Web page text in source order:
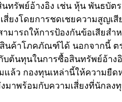
ทรัพย์อ้างอิง เช่น หุ้น พันธบัต
งโดยการชดเชยความสูญเสี
ารถให้การป้องกันข้อเสียสำ
นค้าโภคภัณฑ์ได้ นอกจากนี้ ต
บต้นทุนในการซื้อสินทรัพย์อ้าง
ล้ว กองทุนเหล่านี้ให้ความยืด
มาพร้อมกับความเสี่ยงที่นักลง